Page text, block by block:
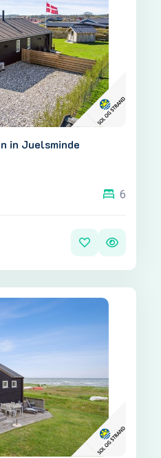
in Juelsminde
6